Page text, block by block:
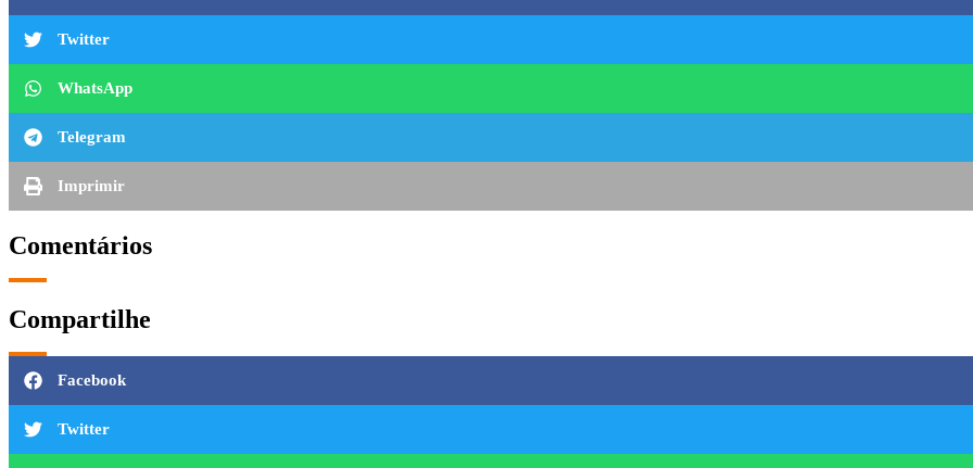
Twitter
WhatsApp
Telegram
Imprimir
Comentários
Compartilhe
Facebook
Twitter